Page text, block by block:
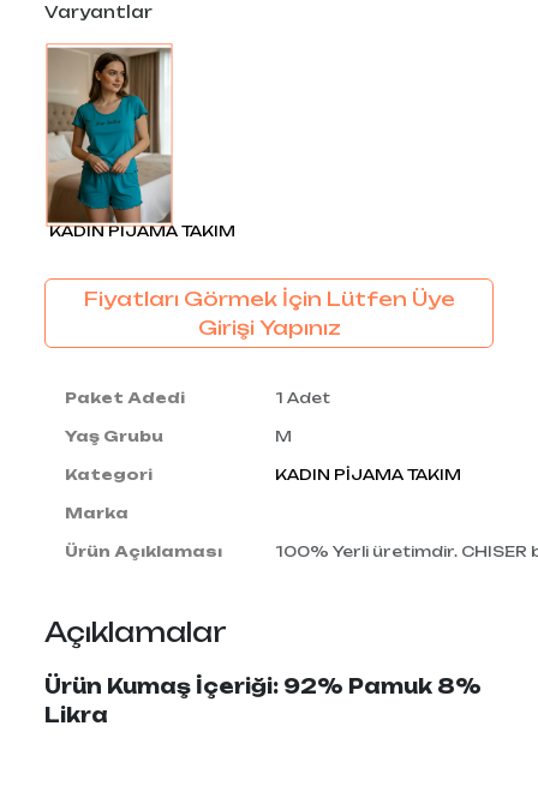
Varyantlar
KADIN PİJAMA TAKIM
Fiyatları Görmek İçin Lütfen Üye
Girişi Yapınız
Paket Adedi 1 Adet
Yaş Grubu M
Kategori KADIN PİJAMA TAKIM
Marka
Ürün Açıklaması 100% Yerli üretimdir. CHISER
Açıklamalar
Ürün Kumaş İçeriği: 92% Pamuk 8%
Likra